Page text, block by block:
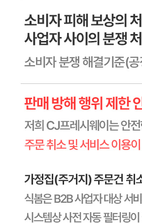
상품 문의 문의글 작성
내 문의만 보기
비밀글 제외
주문하기